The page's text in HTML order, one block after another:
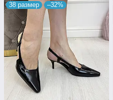
38 размер –32%